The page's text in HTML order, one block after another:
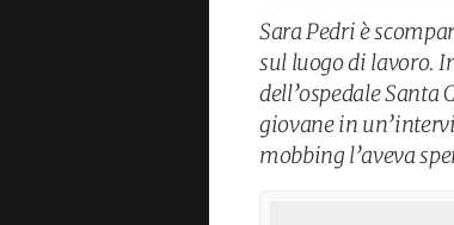
Sara Pedri è
sul luogo di lavoro.
dell’ospedale
giovane in
mobbing l’aveva